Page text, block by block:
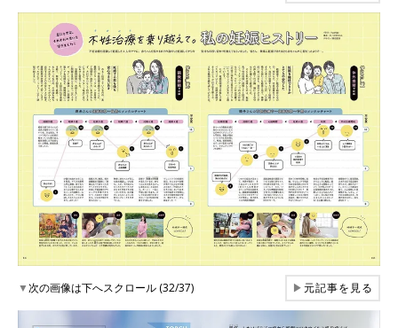
▼次の画像は下へスクロール (32/37) ▶元記事を見る